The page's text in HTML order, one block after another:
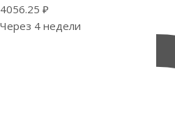
4056.25 ₽
Через 4 недели